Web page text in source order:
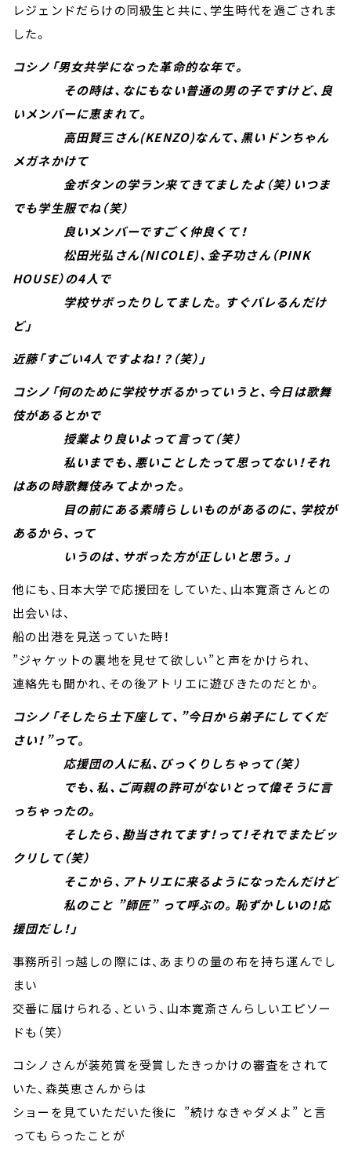
レジェンドだらけの同級生と共に、学生時代を過ごされま
した。
コシノ「男女共学になった革命的な年で。
その時は、なにもない普通の男の子ですけど、良
いメンバーに恵まれて。
高田賢三さん(KENZO)なんて、黒いドンちゃん
メガネかけて
金ボタンの学ラン来てきてましたよ（笑）いつま
でも学生服でね（笑）
良いメンバーですごく仲良くて！
松田光弘さん(NICOLE)、金子功さん（PINK
HOUSE）の4人で
学校サボったりしてました。すぐバレるんだけ
ど」
近藤「すごい4人ですよね！？（笑）」
コシノ「何のために学校サボるかっていうと、今日は歌舞
伎があるとかで
授業より良いよって言って（笑）
私いまでも、悪いことしたって思ってない！それ
はあの時歌舞伎みてよかった。
目の前にある素晴らしいものがあるのに、学校が
あるから、って
いうのは、サボった方が正しいと思う。」
他にも、日本大学で応援団をしていた、山本寛斎さんとの
出会いは、
船の出港を見送っていた時！
”ジャケットの裏地を見せて欲しい”と声をかけられ、
連絡先も聞かれ、その後アトリエに遊びきたのだとか。
コシノ「そしたら土下座して、”今日から弟子にしてくだ
さい！”って。
応援団の人に私、びっくりしちゃって（笑）
でも、私、ご両親の許可がないとって偉そうに言
っちゃったの。
そしたら、勘当されてます！って！それでまたビッ
クリして（笑）
そこから、アトリエに来るようになったんだけど
私のこと ”師匠” って呼ぶの。恥ずかしいの！応
援団だし！」
事務所引っ越しの際には、あまりの量の布を持ち運んでし
まい
交番に届けられる、という、山本寛斎さんらしいエピソー
ドも（笑）
コシノさんが装苑賞を受賞したきっかけの審査をされて
いた、森英恵さんからは
ショーを見ていただいた後に ”続けなきゃダメよ” と言
ってもらったことが